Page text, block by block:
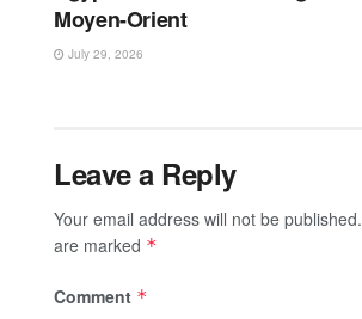
Moyen-Orient
July 29, 2026
Leave a Reply
Your email address will not be published.
are marked *
Comment *